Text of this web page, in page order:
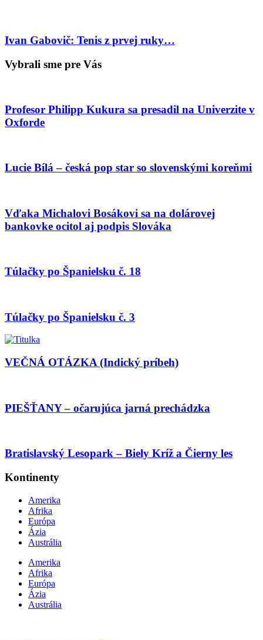
Ivan Gabovič: Tenis z prvej ruky…
Vybrali sme pre Vás
Profesor Philipp Kukura sa presadil na Univerzite v
Oxforde
Lucie Bílá – česká pop star so slovenskými koreňmi
Vďaka Michalovi Bosákovi sa na dolárovej
bankovke ocitol aj podpis Slováka
Túlačky po Španielsku č. 18
Túlačky po Španielsku č. 3
VEČNÁ OTÁZKA (Indický príbeh)
PIEŠŤANY – očarujúca jarná prechádzka
Bratislavský Lesopark – Biely Kríž a Čierny les
Kontinenty
Amerika
Afrika
Európa
Ázia
Austrália
Amerika
Afrika
Európa
Ázia
Austrália